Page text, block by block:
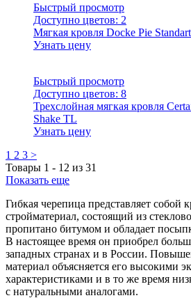
Быстрый просмотр
Доступно цветов: 2
Мягкая кровля Docke Pie
Узнать цену
Быстрый просмотр
Доступно цветов: 8
Трехслойная мягкая кровля
Shake TL
Узнать цену
1 2 3 >
Товары 1 - 12 из 31
Показать еще
Гибкая черепица представляет собой
стройматериал, состоящий из
пропитано битумом и обладает
В настоящее время он приобрел
западных странах и в России.
материал объясняется его высокими
характеристиками и в то же время
с натуральными аналогами.